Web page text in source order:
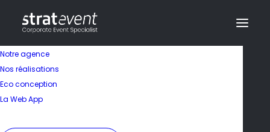
Notre agence
Nos réalisations
Eco conception
La Web App